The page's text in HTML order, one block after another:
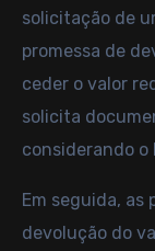
solicitação de
promessa de
ceder o valor
solicita
considerando o
Em seguida, as
devolução do